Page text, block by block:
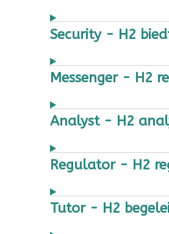
Security - H2
Messenger - H2
Analyst - H2
Regulator - H2
Tutor - H2